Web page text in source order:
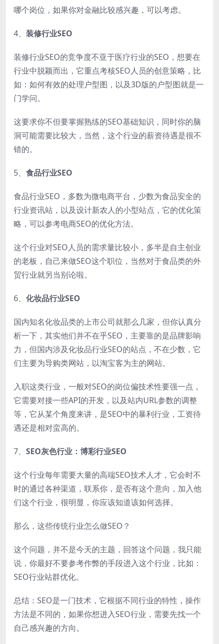
哪个岗位，如果你对金融比较感兴趣，可以考虑。
4、 装修行业SEO
装修行业SEO的竞争度不亚于医疗行业的SEO，想要在
行业中脱颖而出，它重点考核SEO人员的创意策略，比
如：如何有效的处理户型图，以及3D版的户型图就是一
门学问。
这要求你不但要掌握熟练的SEO基础知识，同时你的脑
洞可能需要比较大，当然，这个行业的薪资待遇是很不
错的。
5、 食品行业SEO
食品行业SEO，多数为微电商平台，少数为食品安全的
行业资讯站，以及设计新农人的小型站点，它的优化策
略，可以参考电商SEO的优化方法。
这个行业对SEO人员的需求量比较小，多半是自主创业
的老板，自己来做SEO这个职位，当然对于食品类的外
贸行业就另当别论啦。
6、 化妆品行业SEO
国内知名化妆品类的上市公司就那么几家，但你认真分
析一下，其实他们并不在乎SEO，主要靠的是品牌影响
力，但国内涉及化妆品行业SEO的站点，不在少数，它
们主要为导购类网站，以淘宝客为主的网站。
入职这类行业，一般对SEO的岗位偏技术性要强一点，
它需要对接一些API的开发，以及站内URL参数的调整
等，它从某个角度来讲，是SEO中的暴利行业，工资待
遇还是相对蛮高的。
7、 SEO灰色行业：博彩行业SEO
这个行业每年需要大量的高端SEO技术人才，它会时不
时的通过各种渠道，联系你，是否有这个意向，加入他
们这个行业，很明显，你应该知道该如何选择。
那么，这些传统行业怎么做SEO？
这个问题，并不是今天的主题，回答这个问题，我只能
说，你最好不要参考作弊的手段进入这个行业，比如：
SEO行业站群优化。
总结：SEO是一门技术，它根据不同行业的特性，操作
方法是不同的，如果你想进入SEO行业，需要先找一个
自己感兴趣的方向。